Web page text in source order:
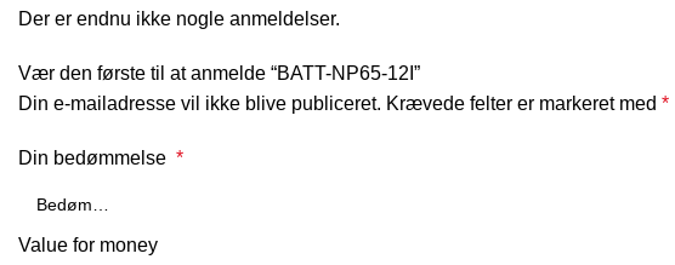
Der er endnu ikke nogle anmeldelser.
Vær den første til at anmelde “BATT-NP65-12I”
Din e-mailadresse vil ikke blive publiceret. Krævede felter er markeret med *
Din bedømmelse *
Value for money